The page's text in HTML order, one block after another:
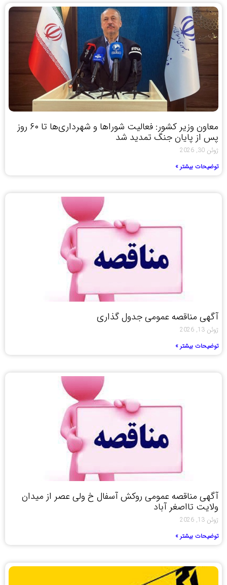
معاون وزیر کشور: فعالیت شوراها و شهرداری‌ها تا ۶۰ روز
پس از پایان جنگ تمدید شد
ژوئن 30, 2026
توضیحات بیشتر »
آگهی مناقصه عمومی جدول گذاری
ژوئن 13, 2026
توضیحات بیشتر »
آگهی مناقصه عمومی روکش آسفال خ ولی عصر از میدان
ولایت تااصغر آباد
ژوئن 13, 2026
توضیحات بیشتر »